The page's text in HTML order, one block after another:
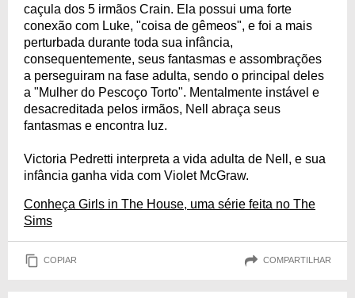
caçula dos 5 irmãos Crain. Ela possui uma forte
conexão com Luke, "coisa de gêmeos", e foi a mais
perturbada durante toda sua infância,
consequentemente, seus fantasmas e assombrações
a perseguiram na fase adulta, sendo o principal deles
a "Mulher do Pescoço Torto". Mentalmente instável e
desacreditada pelos irmãos, Nell abraça seus
fantasmas e encontra luz.
Victoria Pedretti interpreta a vida adulta de Nell, e sua
infância ganha vida com Violet McGraw.
Conheça Girls in The House, uma série feita no The
Sims
COPIAR COMPARTILHAR